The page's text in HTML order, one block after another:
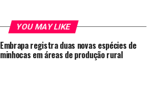
YOU MAY LIKE
Embrapa registra duas novas espécies de
minhocas em áreas de produção rural